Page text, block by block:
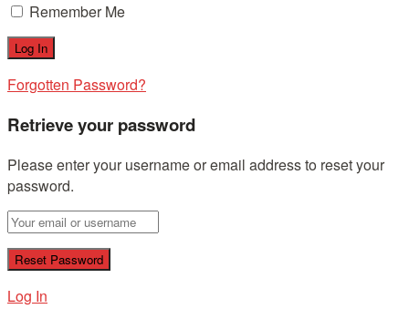
Remember Me
Forgotten Password?
Retrieve your password
Please enter your username or email address to reset your
password.
Log In